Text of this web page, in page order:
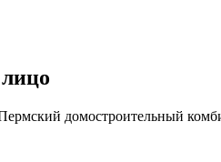
домостроительный